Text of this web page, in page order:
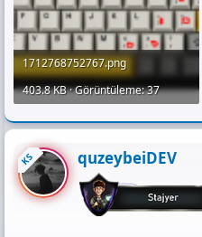
1712768752767.png
403.8 KB · Görüntüleme: 37
KS quzeybeiDEV